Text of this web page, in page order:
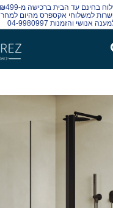
בחינם עד הבית ברכישה מ-₪499
למשלוחי אקספרס מהיום למחר
אנושי והזמנות 04-9980997